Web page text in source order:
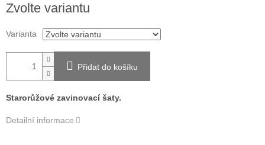
Zvolte variantu
Varianta
Přidat do košíku
Starorůžové zavinovací šaty.
Detailní informace